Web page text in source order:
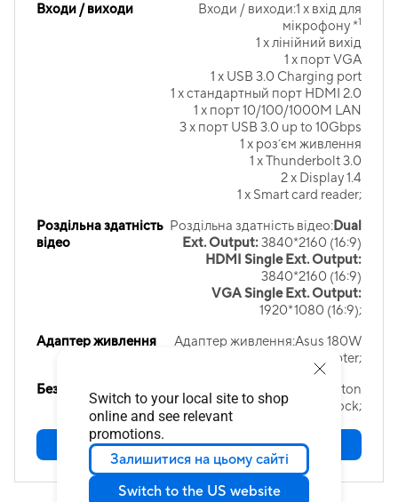
Switch to your local site to shop
online and see relevant
promotions.
Залишитися на цьому сайті
Switch to the US website
Входи / виходи
Входи / виходи:1 x вхід для
мікрофону *1
1 x лінійний вихід
1 x порт VGA
1 x USB 3.0 Charging port
1 x стандартный порт HDMI 2.0
1 x порт 10/100/1000M LAN
3 x порт USB 3.0 up to 10Gbps
1 x роз´єм живлення
1 x Thunderbolt 3.0
2 x Display 1.4
1 x Smart card reader;
Роздільна здатність
відео
Роздільна здатність відео:Dual
Ext. Output:3840*2160 (16:9)
HDMI Single Ext. Output:
3840*2160 (16:9)
VGA Single Ext. Output:
1920*1080 (16:9);
Адаптер живлення
Адаптер живлення:Asus 180W
adapter;
Безпека
Безпека:Замок Kensington
lock;
Купити